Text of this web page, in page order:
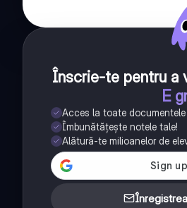
Înscrie-te pentru a
E
Acces la toate documentele
Îmbunătățește notele tale!
Alătură-te milioanelor de